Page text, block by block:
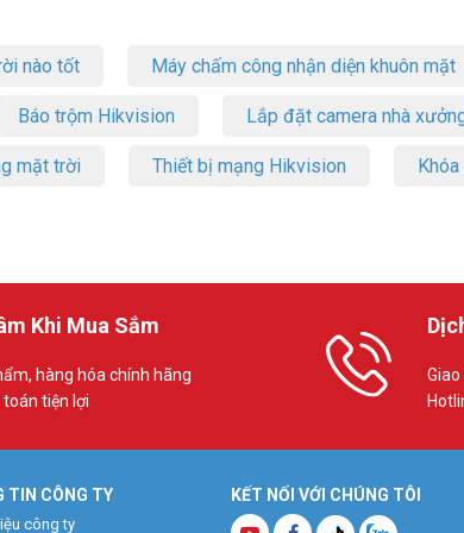
khác phù hợp với các mô hình của từng công ty.
họa bằng tiếng Việt.
tin tạiFacebook Vuhoangtelecomnhé.
nào tốt Máy chấm công nhận diện khuôn mặt
Báo trộm Hikvision Lắp đặt camera nhà
mặt trời Thiết bị mạng Hikvision
Khi Mua Sắm
hàng hóa chính hãng
tiện lợi
KẾT NỐI VỚI CHÚNG TÔI
TIN CÔNG TY
công ty